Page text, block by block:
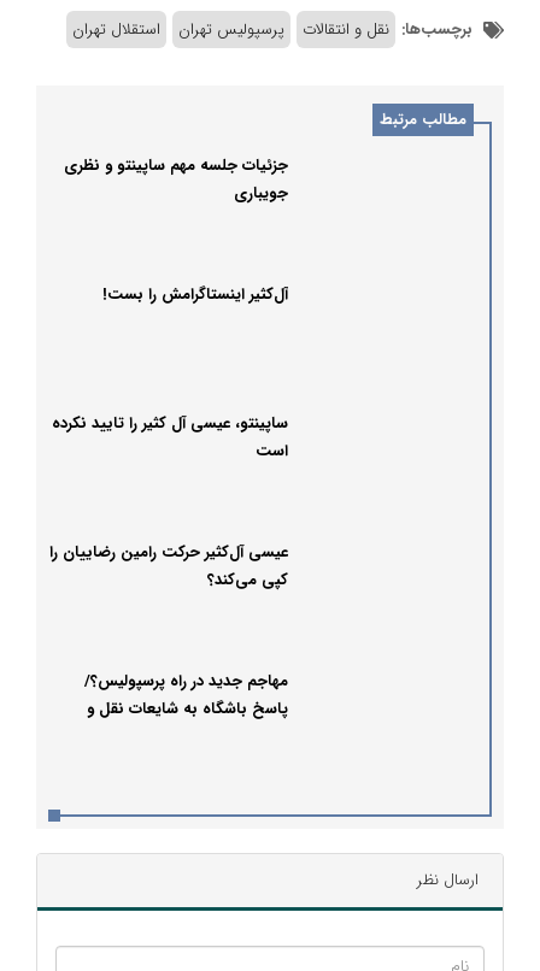
برچسب‌ها: نقل و انتقالات پرسپولیس تهران استقلال تهران
مطالب مرتبط
جزئیات جلسه مهم ساپینتو و نظری
جویباری
آل‌کثیر اینستاگرامش را بست!
ساپینتو، عیسی آل کثیر را تایید نکرده
است
عیسی آل‌کثیر حرکت رامین رضاییان را
کپی می‌کند؟
مهاجم جدید در راه پرسپولیس؟/
پاسخ باشگاه به شایعات نقل و
ارسال نظر